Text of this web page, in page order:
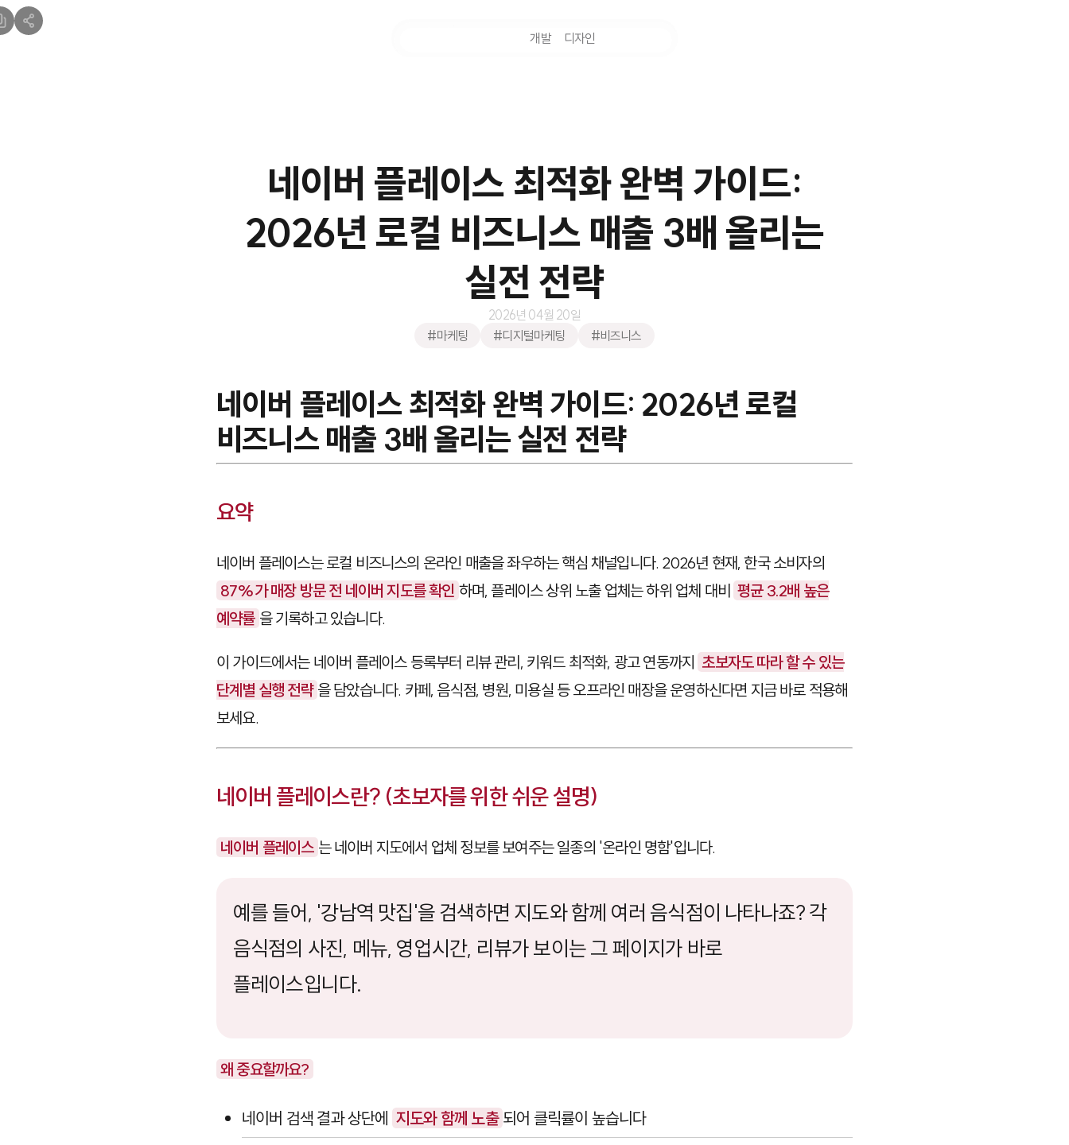
개발 디자인
네이버 플레이스 최적화 완벽 가이드:
2026년 로컬 비즈니스 매출 3배 올리는
실전 전략
2026년 04월 20일
#마케팅
#디지털마케팅 #비즈니스
네이버 플레이스 최적화 완벽 가이드: 2026년 로컬
비즈니스 매출 3배 올리는 실전 전략
요약
네이버 플레이스는 로컬 비즈니스의 온라인 매출을 좌우하는 핵심 채널입니다. 2026년 현재, 한국 소비자의
87%가 매장 방문 전 네이버 지도를 확인 하며, 플레이스 상위 노출 업체는 하위 업체 대비 평균 3.2배 높은
예약률 을 기록하고 있습니다.
이 가이드에서는 네이버 플레이스 등록부터 리뷰 관리, 키워드 최적화, 광고 연동까지 초보자도 따라 할 수 있는
단계별 실행 전략 을 담았습니다. 카페, 음식점, 병원, 미용실 등 오프라인 매장을 운영하신다면 지금 바로 적용해
보세요.
네이버 플레이스란? (초보자를 위한 쉬운 설명)
네이버 플레이스 는 네이버 지도에서 업체 정보를 보여주는 일종의 '온라인 명함'입니다.
예를 들어, '강남역 맛집'을 검색하면 지도와 함께 여러 음식점이 나타나죠? 각
음식점의 사진, 메뉴, 영업시간, 리뷰가 보이는 그 페이지가 바로
플레이스입니다.
왜 중요할까요?
네이버 검색 결과 상단에 지도와 함께 노출 되어 클릭률이 높습니다